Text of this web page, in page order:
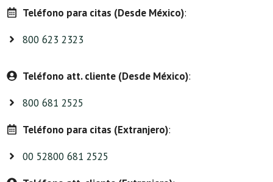
Teléfono para citas (Desde México):
800 623 2323
Teléfono att. cliente (Desde México):
800 681 2525
Teléfono para citas (Extranjero):
00 52800 681 2525